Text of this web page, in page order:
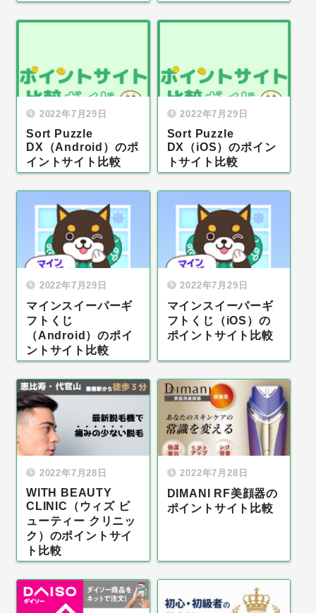
2022年7月29日
Sort Puzzle
DX（Android）のポ
イントサイト比較
2022年7月29日
Sort Puzzle
DX（iOS）のポイン
トサイト比較
2022年7月29日
マインスイーパーギ
フトくじ
（Android）のポイ
ントサイト比較
2022年7月29日
マインスイーパーギ
フトくじ（iOS）の
ポイントサイト比較
2022年7月28日
WITH BEAUTY
CLINIC（ウィズ ビ
ューティー クリニッ
ク）のポイントサイ
ト比較
2022年7月28日
DIMANI RF美顔器の
ポイントサイト比較